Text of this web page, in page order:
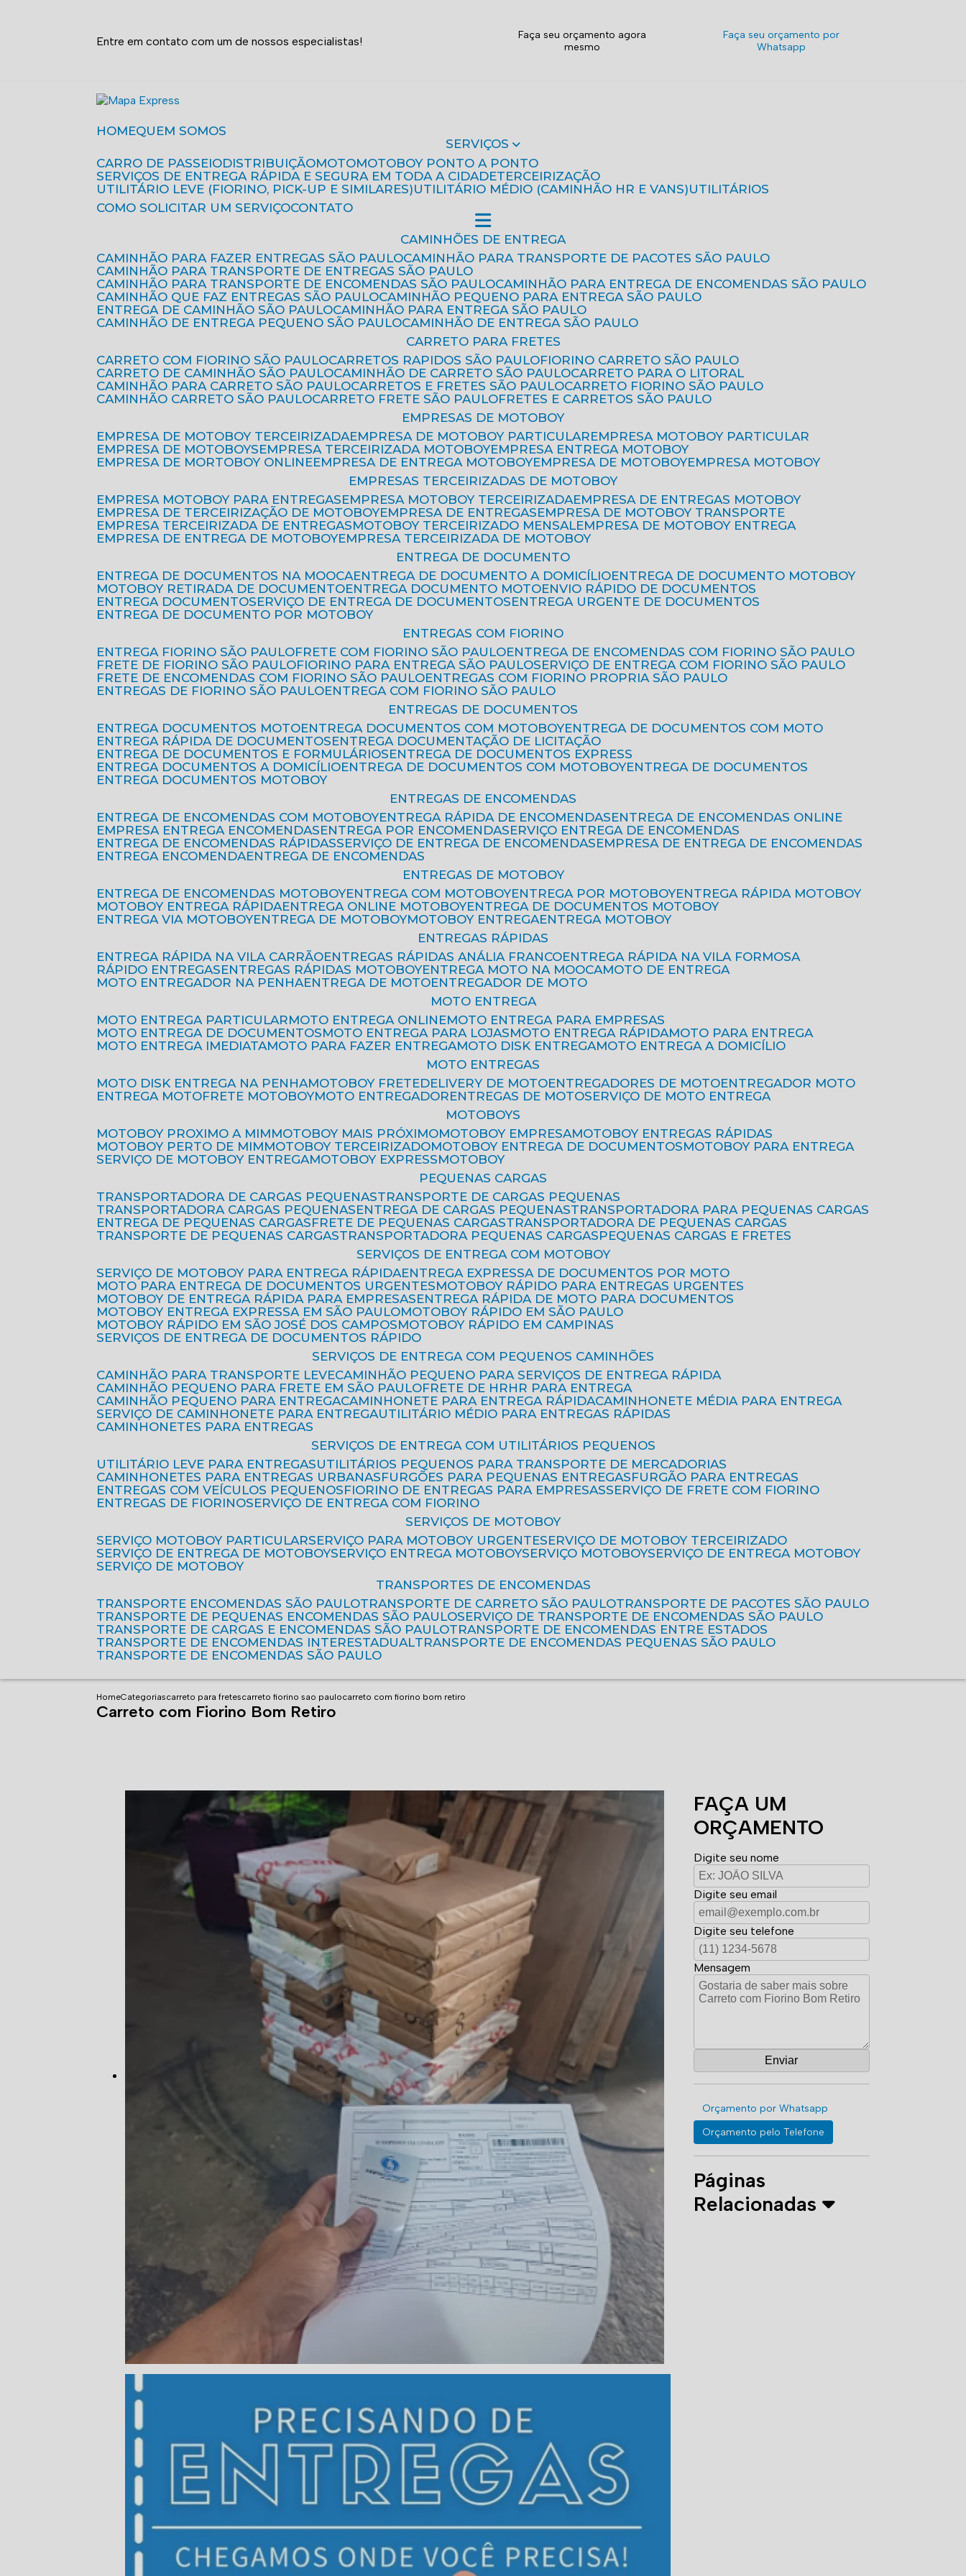
Entre em contato com um de nossos especialistas!
Faça seu orçamento agora
mesmo
Faça seu orçamento por
Whatsapp
HOME
QUEM SOMOS
SERVIÇOS
CARRO DE PASSEIO
DISTRIBUIÇÃO MOTO
MOTOBOY PONTO A PONTO
SERVIÇOS DE ENTREGA RÁPIDA E SEGURA EM TODA A CIDADE
TERCEIRIZAÇÃO
UTILITÁRIO LEVE (FIORINO, PICK-UP E SIMILARES)
UTILITÁRIO MÉDIO (CAMINHÃO HR E VANS)
UTILITÁRIOS
COMO SOLICITAR UM SERVIÇO CONTATO
CAMINHÕES DE ENTREGA
CAMINHÃO PARA FAZER ENTREGAS SÃO PAULO
CAMINHÃO PARA TRANSPORTE DE PACOTES SÃO PAULO
CAMINHÃO PARA TRANSPORTE DE ENTREGAS SÃO PAULO
CAMINHÃO PARA TRANSPORTE DE ENCOMENDAS SÃO PAULO
CAMINHÃO PARA ENTREGA DE ENCOMENDAS SÃO PAULO
CAMINHÃO QUE FAZ ENTREGAS SÃO PAULO
CAMINHÃO PEQUENO PARA ENTREGA SÃO PAULO
ENTREGA DE CAMINHÃO SÃO PAULO
CAMINHÃO PARA ENTREGA SÃO PAULO
CAMINHÃO DE ENTREGA PEQUENO SÃO PAULO
CAMINHÃO DE ENTREGA SÃO PAULO
CARRETO PARA FRETES
CARRETO COM FIORINO SÃO PAULO
CARRETOS RAPIDOS SÃO PAULO
FIORINO CARRETO SÃO PAULO
CARRETO DE CAMINHÃO SÃO PAULO
CAMINHÃO DE CARRETO SÃO PAULO
CARRETO PARA O LITORAL
CAMINHÃO PARA CARRETO SÃO PAULO
CARRETOS E FRETES SÃO PAULO
CARRETO FIORINO SÃO PAULO
CAMINHÃO CARRETO SÃO PAULO
CARRETO FRETE SÃO PAULO
FRETES E CARRETOS SÃO PAULO
EMPRESAS DE MOTOBOY
EMPRESA DE MOTOBOY TERCEIRIZADA
EMPRESA DE MOTOBOY PARTICULAR
EMPRESA MOTOBOY PARTICULAR
EMPRESA DE MOTOBOYS
EMPRESA TERCEIRIZADA MOTOBOY
EMPRESA ENTREGA MOTOBOY
EMPRESA DE MORTOBOY ONLINE
EMPRESA DE ENTREGA MOTOBOY EMPRESA DE MOTOBOY
EMPRESA MOTOBOY
EMPRESAS TERCEIRIZADAS DE MOTOBOY
EMPRESA MOTOBOY PARA ENTREGAS
EMPRESA MOTOBOY TERCEIRIZADA
EMPRESA DE ENTREGAS MOTOBOY
EMPRESA DE TERCEIRIZAÇÃO DE MOTOBOY
EMPRESA DE ENTREGAS
EMPRESA DE MOTOBOY TRANSPORTE
EMPRESA TERCEIRIZADA DE ENTREGAS
MOTOBOY TERCEIRIZADO MENSAL
EMPRESA DE MOTOBOY ENTREGA
EMPRESA DE ENTREGA DE MOTOBOY
EMPRESA TERCEIRIZADA DE MOTOBOY
ENTREGA DE DOCUMENTO
ENTREGA DE DOCUMENTOS NA MOOCA
ENTREGA DE DOCUMENTO A DOMICÍLIO
ENTREGA DE DOCUMENTO MOTOBOY
MOTOBOY RETIRADA DE DOCUMENTO
ENTREGA DOCUMENTO MOTO
ENVIO RÁPIDO DE DOCUMENTOS
ENTREGA DOCUMENTO
SERVIÇO DE ENTREGA DE DOCUMENTOS
ENTREGA URGENTE DE DOCUMENTOS
ENTREGA DE DOCUMENTO POR MOTOBOY
ENTREGAS COM FIORINO
ENTREGA FIORINO SÃO PAULO
FRETE COM FIORINO SÃO PAULO
ENTREGA DE ENCOMENDAS COM FIORINO SÃO PAULO
FRETE DE FIORINO SÃO PAULO
FIORINO PARA ENTREGA SÃO PAULO
SERVIÇO DE ENTREGA COM FIORINO SÃO PAULO
FRETE DE ENCOMENDAS COM FIORINO SÃO PAULO
ENTREGAS COM FIORINO PROPRIA SÃO PAULO
ENTREGAS DE FIORINO SÃO PAULO
ENTREGA COM FIORINO SÃO PAULO
ENTREGAS DE DOCUMENTOS
ENTREGA DOCUMENTOS MOTO
ENTREGA DOCUMENTOS COM MOTOBOY
ENTREGA DE DOCUMENTOS COM MOTO
ENTREGA RÁPIDA DE DOCUMENTOS
ENTREGA DOCUMENTAÇÃO DE LICITAÇÃO
ENTREGA DE DOCUMENTOS E FORMULÁRIOS
ENTREGA DE DOCUMENTOS EXPRESS
ENTREGA DOCUMENTOS A DOMICÍLIO
ENTREGA DE DOCUMENTOS COM MOTOBOY
ENTREGA DE DOCUMENTOS
ENTREGA DOCUMENTOS MOTOBOY
ENTREGAS DE ENCOMENDAS
ENTREGA DE ENCOMENDAS COM MOTOBOY
ENTREGA RÁPIDA DE ENCOMENDAS
ENTREGA DE ENCOMENDAS ONLINE
EMPRESA ENTREGA ENCOMENDAS
ENTREGA POR ENCOMENDA
SERVIÇO ENTREGA DE ENCOMENDAS
ENTREGA DE ENCOMENDAS RÁPIDAS
SERVIÇO DE ENTREGA DE ENCOMENDAS
EMPRESA DE ENTREGA DE ENCOMENDAS
ENTREGA ENCOMENDA
ENTREGA DE ENCOMENDAS
ENTREGAS DE MOTOBOY
ENTREGA DE ENCOMENDAS MOTOBOY
ENTREGA COM MOTOBOY ENTREGA POR MOTOBOY
ENTREGA RÁPIDA MOTOBOY
MOTOBOY ENTREGA RÁPIDA
ENTREGA ONLINE MOTOBOY
ENTREGA DE DOCUMENTOS MOTOBOY
ENTREGA VIA MOTOBOY
ENTREGA DE MOTOBOY MOTOBOY ENTREGA
ENTREGA MOTOBOY
ENTREGAS RÁPIDAS
ENTREGA RÁPIDA NA VILA CARRÃO
ENTREGAS RÁPIDAS ANÁLIA FRANCO
ENTREGA RÁPIDA NA VILA FORMOSA
RÁPIDO ENTREGAS
ENTREGAS RÁPIDAS MOTOBOY ENTREGA MOTO NA MOOCA
MOTO DE ENTREGA
MOTO ENTREGADOR NA PENHA
ENTREGA DE MOTO
ENTREGADOR DE MOTO
MOTO ENTREGA
MOTO ENTREGA PARTICULAR
MOTO ENTREGA ONLINE
MOTO ENTREGA PARA EMPRESAS
MOTO ENTREGA DE DOCUMENTOS
MOTO ENTREGA PARA LOJAS MOTO ENTREGA RÁPIDA
MOTO PARA ENTREGA
MOTO ENTREGA IMEDIATA
MOTO PARA FAZER ENTREGA MOTO DISK ENTREGA
MOTO ENTREGA A DOMICÍLIO
MOTO ENTREGAS
MOTO DISK ENTREGA NA PENHA
MOTOBOY FRETE DELIVERY DE MOTO ENTREGADORES DE MOTO
ENTREGADOR MOTO
ENTREGA MOTO
FRETE MOTOBOY MOTO ENTREGADOR ENTREGAS DE MOTO
SERVIÇO DE MOTO ENTREGA
MOTOBOYS
MOTOBOY PROXIMO A MIM
MOTOBOY MAIS PRÓXIMO MOTOBOY EMPRESA
MOTOBOY ENTREGAS RÁPIDAS
MOTOBOY PERTO DE MIM
MOTOBOY TERCEIRIZADO MOTOBOY ENTREGA DE DOCUMENTOS
MOTOBOY PARA ENTREGA
SERVIÇO DE MOTOBOY ENTREGA
MOTOBOY EXPRESS
MOTOBOY
PEQUENAS CARGAS
TRANSPORTADORA DE CARGAS PEQUENAS
TRANSPORTE DE CARGAS PEQUENAS
TRANSPORTADORA CARGAS PEQUENAS
ENTREGA DE CARGAS PEQUENAS
TRANSPORTADORA PARA PEQUENAS CARGAS
ENTREGA DE PEQUENAS CARGAS
FRETE DE PEQUENAS CARGAS
TRANSPORTADORA DE PEQUENAS CARGAS
TRANSPORTE DE PEQUENAS CARGAS
TRANSPORTADORA PEQUENAS CARGAS
PEQUENAS CARGAS E FRETES
SERVIÇOS DE ENTREGA COM MOTOBOY
SERVIÇO DE MOTOBOY PARA ENTREGA RÁPIDA
ENTREGA EXPRESSA DE DOCUMENTOS POR MOTO
MOTO PARA ENTREGA DE DOCUMENTOS URGENTES
MOTOBOY RÁPIDO PARA ENTREGAS URGENTES
MOTOBOY DE ENTREGA RÁPIDA PARA EMPRESAS
ENTREGA RÁPIDA DE MOTO PARA DOCUMENTOS
MOTOBOY ENTREGA EXPRESSA EM SÃO PAULO
MOTOBOY RÁPIDO EM SÃO PAULO
MOTOBOY RÁPIDO EM SÃO JOSÉ DOS CAMPOS
MOTOBOY RÁPIDO EM CAMPINAS
SERVIÇOS DE ENTREGA DE DOCUMENTOS RÁPIDO
SERVIÇOS DE ENTREGA COM PEQUENOS CAMINHÕES
CAMINHÃO PARA TRANSPORTE LEVE
CAMINHÃO PEQUENO PARA SERVIÇOS DE ENTREGA RÁPIDA
CAMINHÃO PEQUENO PARA FRETE EM SÃO PAULO
FRETE DE HR
HR PARA ENTREGA
CAMINHÃO PEQUENO PARA ENTREGA CAMINHONETE PARA ENTREGA RÁPIDA CAMINHONETE MÉDIA PARA ENTREGA
SERVIÇO DE CAMINHONETE PARA ENTREGA
UTILITÁRIO MÉDIO PARA ENTREGAS RÁPIDAS
CAMINHONETES PARA ENTREGAS
SERVIÇOS DE ENTREGA COM UTILITÁRIOS PEQUENOS
UTILITÁRIO LEVE PARA ENTREGAS
UTILITÁRIOS PEQUENOS PARA TRANSPORTE DE MERCADORIAS
CAMINHONETES PARA ENTREGAS URBANAS
FURGÕES PARA PEQUENAS ENTREGAS
FURGÃO PARA ENTREGAS
ENTREGAS COM VEÍCULOS PEQUENOS
FIORINO DE ENTREGAS PARA EMPRESAS
SERVIÇO DE FRETE COM FIORINO
ENTREGAS DE FIORINO
SERVIÇO DE ENTREGA COM FIORINO
SERVIÇOS DE MOTOBOY
SERVIÇO MOTOBOY PARTICULAR
SERVIÇO PARA MOTOBOY URGENTE
SERVIÇO DE MOTOBOY TERCEIRIZADO
SERVIÇO DE ENTREGA DE MOTOBOY
SERVIÇO ENTREGA MOTOBOY SERVIÇO MOTOBOY
SERVIÇO DE ENTREGA MOTOBOY
SERVIÇO DE MOTOBOY
TRANSPORTES DE ENCOMENDAS
TRANSPORTE ENCOMENDAS SÃO PAULO
TRANSPORTE DE CARRETO SÃO PAULO
TRANSPORTE DE PACOTES SÃO PAULO
TRANSPORTE DE PEQUENAS ENCOMENDAS SÃO PAULO
SERVIÇO DE TRANSPORTE DE ENCOMENDAS SÃO PAULO
TRANSPORTE DE CARGAS E ENCOMENDAS SÃO PAULO
TRANSPORTE DE ENCOMENDAS ENTRE ESTADOS
TRANSPORTE DE ENCOMENDAS INTERESTADUAL
TRANSPORTE DE ENCOMENDAS PEQUENAS SÃO PAULO
TRANSPORTE DE ENCOMENDAS SÃO PAULO
HomeCategoriascarreto para fretescarreto fiorino sao paulocarreto com fiorino bom retiro
Carreto com Fiorino Bom Retiro
FAÇA UM
ORÇAMENTO
Digite seu nome
Digite seu email
Digite seu telefone
Mensagem
Orçamento por Whatsapp
Orçamento pelo Telefone
Páginas
Relacionadas